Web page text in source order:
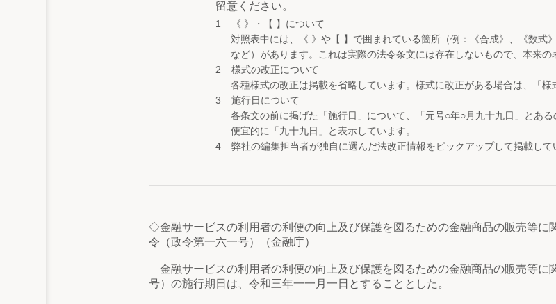
留意ください。
《 》・【 】について
対照表中には、《 》や【 】で囲まれている箇所（例：《合成》、《数式
など）があります。これは実際の法令条文には存在しないもので、本来の
様式の改正について
各種様式の改正は掲載を省略しています。様式に改正がある場合は、「様
施行日について
各条文の前に掲げた「施行日」について、「元号○年○月九十九日」とあ
便宜的に「九十九日」と表示しています。
弊社の編集担当者が独自に選んだ法改正情報をピックアップして掲載して
◇金融サービスの利用者の利便の向上及び保護を図るための金融商品の販売等に
令（政令第一六一号）（金融庁）
金融サービスの利用者の利便の向上及び保護を図るための金融商品の販売等に
号）の施行期日は、令和三年一一月一日とすることとした。